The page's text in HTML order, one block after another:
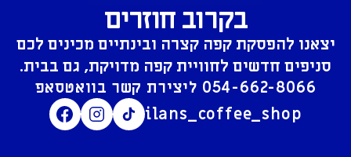
בקרוב חוזרים
יצאנו להפסקת קפה קצרה ובינתיים מכינים לכם
סניפים חדשים לחוויית קפה מדויקת, גם בבית.
054-662-8066
ilans_coffee_shop